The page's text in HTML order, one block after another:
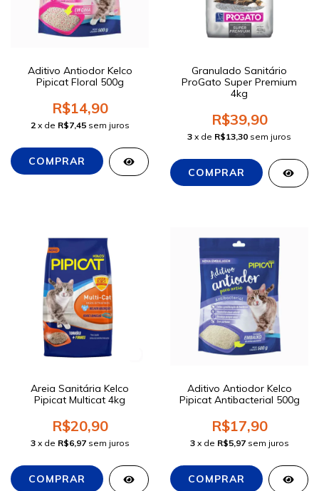
Aditivo Antiodor Kelco
Pipicat Floral 500g
R$14,90
2 x de R$7,45 sem juros
Granulado Sanitário
ProGato Super Premium
4kg
R$39,90
3 x de R$13,30 sem juros
Areia Sanitária Kelco
Pipicat Multicat 4kg
R$20,90
3 x de R$6,97 sem juros
Aditivo Antiodor Kelco
Pipicat Antibacterial 500g
R$17,90
3 x de R$5,97 sem juros